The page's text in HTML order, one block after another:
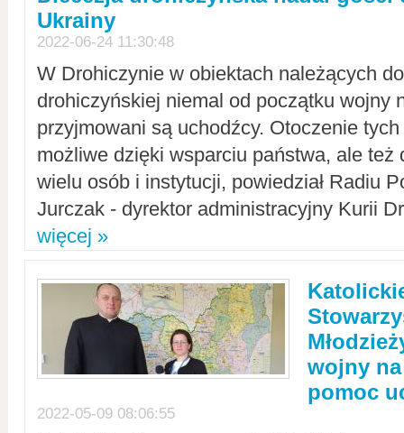
Ukrainy
2022-06-24 11:30:48
W Drohiczynie w obiektach należących
drohiczyńskiej niemal od początku wojny
przyjmowani są uchodźcy. Otoczenie
możliwe dzięki wsparciu państwa, ale też
wielu osób i instytucji, powiedział Radiu
Jurczak - dyrektor administracyjny Kurii
więcej »
wojny
pomoc
2022-05-09 08:06:55